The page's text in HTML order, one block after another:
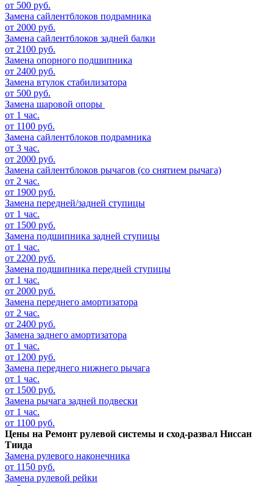
от 500 руб.
Замена сайлентблоков подрамника
от 2000 руб.
Замена сайлентблоков задней балки
от 2100 руб.
Замена опорного подшипника
от 2400 руб.
Замена втулок стабилизатора
от 500 руб.
Замена шаровой опоры
от 1 час.
от 1100 руб.
Замена сайлентблоков подрамника
от 3 час.
от 2000 руб.
Замена сайлентблоков рычагов (со снятием рычага)
от 2 час.
от 1900 руб.
Замена передней/задней ступицы
от 1 час.
от 1500 руб.
Замена подшипника задней ступицы
от 1 час.
от 2200 руб.
Замена подшипника передней ступицы
от 1 час.
от 2000 руб.
Замена переднего амортизатора
от 2 час.
от 2400 руб.
Замена заднего амортизатора
от 1 час.
от 1200 руб.
Замена переднего нижнего рычага
от 1 час.
от 1500 руб.
Замена рычага задней подвески
от 1 час.
от 1100 руб.
Цены на Ремонт рулевой системы и сход-развал Ниссан
Тиида
Замена рулевого наконечника
от 1150 руб.
Замена рулевой рейки